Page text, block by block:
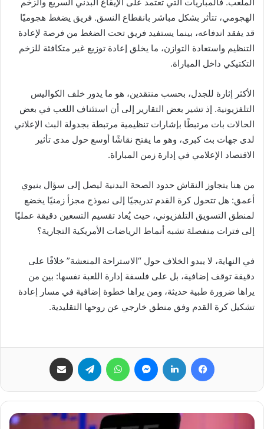
الهجومي، تتأثر بشكل مباشر بانقطاع النسق. فريق يضغط هجوميًا
قد يفقد اندفاعه، بينما يستفيد فريق تحت الضغط من فرصة لإعادة
التنظيم واستعادة التوازن، ما يخلق إعادة توزيع غير متكافئة للزخم
التكتيكي داخل المباراة.
الأكثر إثارة للجدل، بحسب منتقدين، هو ما يدور خلف الكواليس
التلفزيونية. إذ تشير بعض التقارير إلى أن استئناف اللعب في بعض
الحالات بات مرتبطًا بإشارات تنظيمية مرتبطة بجدولة البث الإعلاني
لدى جهات بث كبرى، وهو ما يفتح نقاشًا أوسع حول مدى تأثير
الاقتصاد الإعلامي في إدارة زمن المباراة.
من هنا يتجاوز النقاش حدود الصحة البدنية ليصل إلى سؤال بنيوي
أعمق: هل تتحول كرة القدم تدريجيًا إلى نموذج مجزأ زمنيًا يخضع
لمنطق التسويق التلفزيوني، حيث يُعاد تقسيم التسعين دقيقة عمليًا
إلى فترات منفصلة تشبه أنماط الرياضات الأمريكية التجارية؟
في النهاية، لا يبدو الخلاف حول “الاستراحة المنعشة” خلافًا على
دقيقة توقف إضافية، بل على فلسفة إدارة اللعبة نفسها: بين من
يراها ضرورة طبية حديثة، ومن يراها خطوة إضافية في مسار إعادة
تشكيل كرة القدم وفق منطق خارجي عن روحها التقليدية.
فيسبوك لينكدإن ماسنجر واتساب تيلقرام